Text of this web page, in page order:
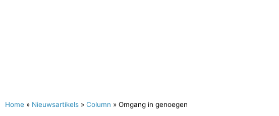
Home » Nieuwsartikels » Column » Omgang in genoegen